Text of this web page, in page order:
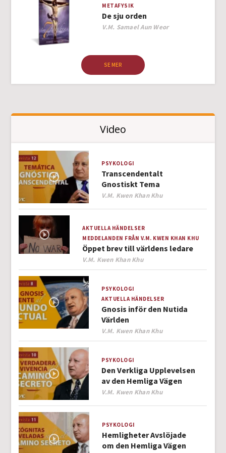
METAFYSIK
De sju orden
Author
V.M. Samael Aun Weor
SE MER
Video
PSYKOLOGI
Transcendentalt
Gnostiskt Tema
Author
V.M. Kwen Khan Khu
AKTUELLA HÄNDELSER
MEDDELANDEN FRÅN V.M. KWEN KHAN KHU
Öppet brev till världens ledare
Author
V.M. Kwen Khan Khu
PSYKOLOGI
AKTUELLA HÄNDELSER
Gnosis inför den Nutida
Världen
Author
V.M. Kwen Khan Khu
PSYKOLOGI
Den Verkliga Upplevelsen
av den Hemliga Vägen
Author
V.M. Kwen Khan Khu
PSYKOLOGI
Hemligheter Avslöjade
om den Hemliga Vägen